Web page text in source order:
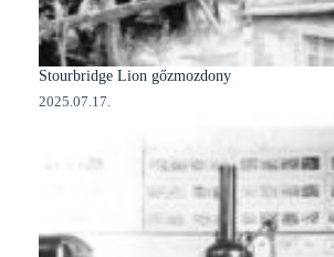
Stourbridge Lion gőzmozdony
2025.07.17.